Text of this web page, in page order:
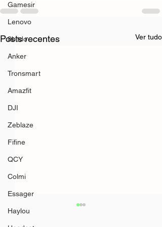
Gamesir
Lenovo
8bitdo
Anker
Tronsmart
Amazfit
DJI
Zeblaze
Fifine
QCY
Colmi
Essager
Haylou
Posts recentes Ver tudo